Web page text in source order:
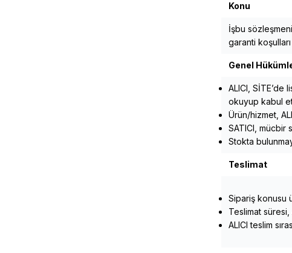
Konu
İşbu
garanti
Genel
ALICI, SİTE’de
okuyup kabul
Ürün/hizmet,
SATICI, mücbir
Stokta
Teslimat
Sipariş konusu
Teslimat süresi,
ALICI teslim